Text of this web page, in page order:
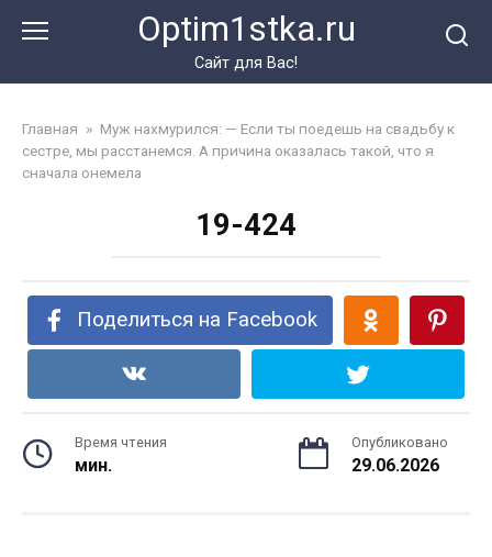
Optim1stka.ru
Сайт для Вас!
Главная » Муж нахмурился: — Если ты поедешь на свадьбу к
сестре, мы расстанемся. А причина оказалась такой, что я
сначала онемела
19-424
Поделиться на Facebook
Время чтения
мин.
Опубликовано
29.06.2026